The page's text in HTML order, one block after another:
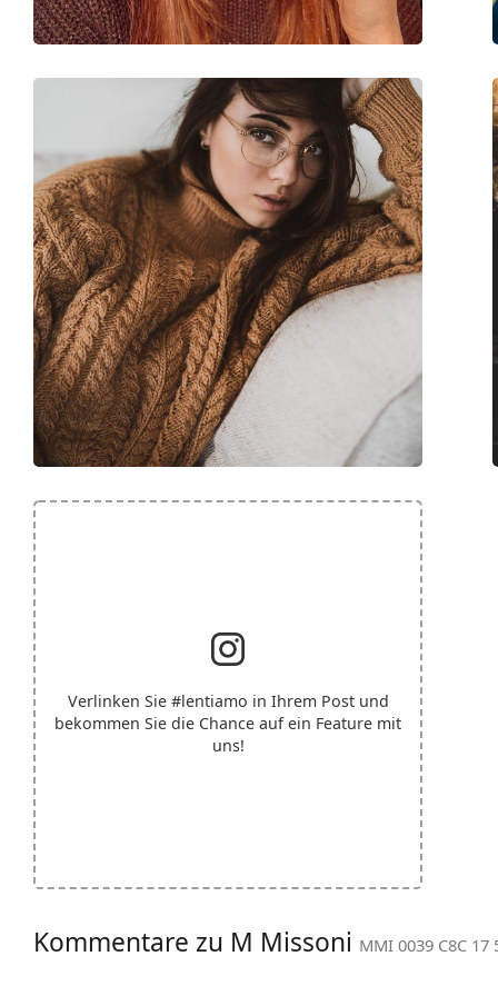
Marke:
M Missoni
Code:
MMI 0039 C8C 17 52
Verlinken Sie #lentiamo in Ihrem Post und
bekommen Sie die Chance auf ein Feature mit
uns!
Kommentare zu M Missoni MMI 0039 C8C 17